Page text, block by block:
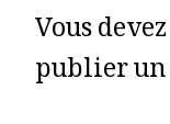
Vous devez
publier